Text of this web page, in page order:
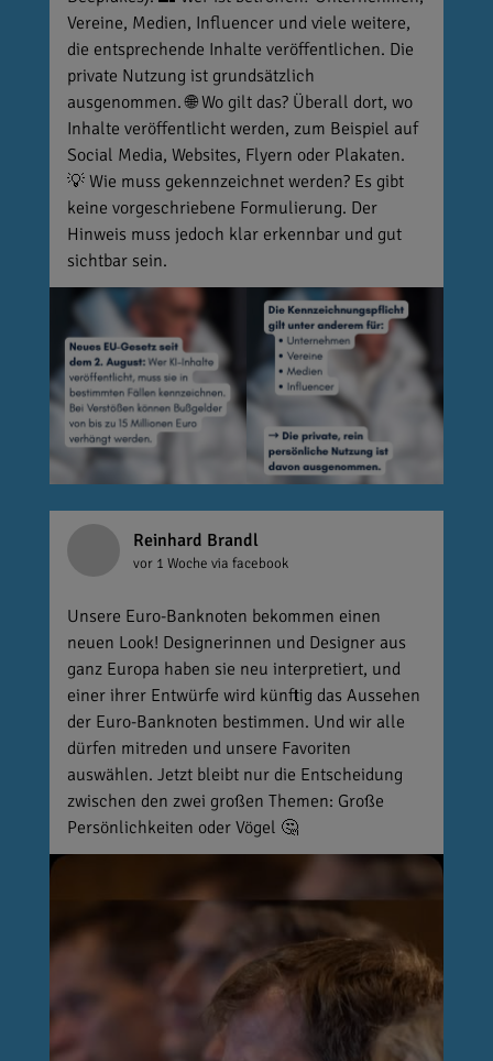
Vereine, Medien, Influencer und viele weitere,
die entsprechende Inhalte veröffentlichen. Die
private Nutzung ist grundsätzlich
ausgenommen. 🌐 Wo gilt das? Überall dort, wo
Inhalte veröffentlicht werden, zum Beispiel auf
Social Media, Websites, Flyern oder Plakaten.
💡 Wie muss gekennzeichnet werden? Es gibt
keine vorgeschriebene Formulierung. Der
Hinweis muss jedoch klar erkennbar und gut
sichtbar sein.
Reinhard Brandl
vor 1 Woche via facebook
Unsere Euro-Banknoten bekommen einen
neuen Look! Designerinnen und Designer aus
ganz Europa haben sie neu interpretiert, und
einer ihrer Entwürfe wird künftig das Aussehen
der Euro-Banknoten bestimmen. Und wir alle
dürfen mitreden und unsere Favoriten
auswählen. Jetzt bleibt nur die Entscheidung
zwischen den zwei großen Themen: Große
Persönlichkeiten oder Vögel 🤔